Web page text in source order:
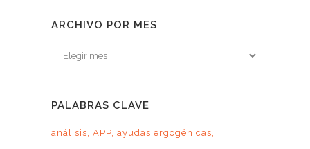
ARCHIVO POR MES
Archivo
PALABRAS CLAVE
análisis APP ayudas ergogénicas